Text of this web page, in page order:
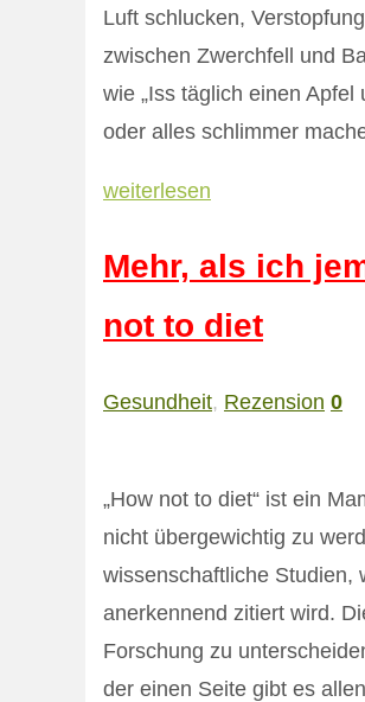
Luft schlucken,
zwischen Zwerchfell und
wie „Iss täglich einen Apfel
oder alles schlimmer
weiterlesen
Mehr, als ich
not to diet
Gesundheit, Rezension 0
„How not to diet“ ist ein
nicht übergewichtig zu
wissenschaftliche Studien,
anerkennend zitiert wird.
Forschung zu
der einen Seite gibt es